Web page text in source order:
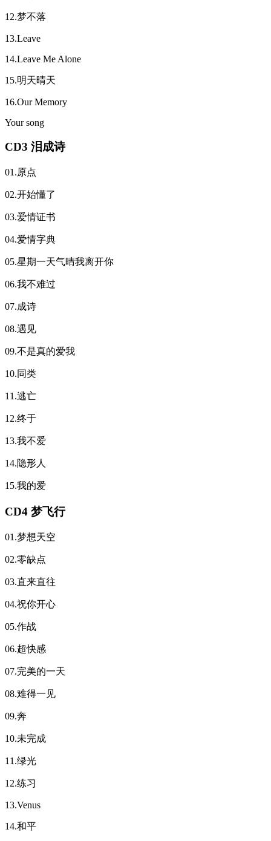
12.梦不落
13.Leave
14.Leave Me Alone
15.明天晴天
16.Our Memory
Your song
CD3 泪成诗
01.原点
02.开始懂了
03.爱情证书
04.爱情字典
05.星期一天气晴我离开你
06.我不难过
07.成诗
08.遇见
09.不是真的爱我
10.同类
11.逃亡
12.终于
13.我不爱
14.隐形人
15.我的爱
CD4 梦飞行
01.梦想天空
02.零缺点
03.直来直往
04.祝你开心
05.作战
06.超快感
07.完美的一天
08.难得一见
09.奔
10.未完成
11.绿光
12.练习
13.Venus
14.和平